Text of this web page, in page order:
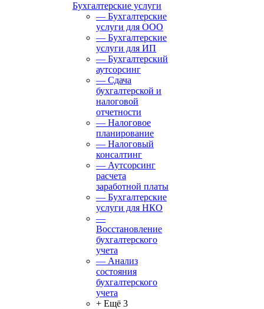
Бухгалтерские услуги
— Бухгалтерские
услуги для ООО
— Бухгалтерские
услуги для ИП
— Бухгалтерский
аутсорсинг
— Сдача
бухгалтерской и
налоговой
отчетности
— Налоговое
планирование
— Налоговый
консалтинг
— Аутсорсинг
расчета
заработной платы
— Бухгалтерские
услуги для НКО
—
Восстановление
бухгалтерского
учета
— Анализ
состояния
бухгалтерского
учета
+ Ещё 3